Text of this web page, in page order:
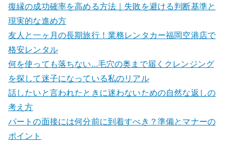
復縁の成功確率を高める方法｜失敗を避ける判断基準と
現実的な進め方
友人と一ヶ月の長期旅行！業務レンタカー福岡空港店で
格安レンタル
何を使っても落ちない…毛穴の奥まで届くクレンジング
を探して迷子になっている私のリアル
話したいと言われたときに迷わないための自然な返しの
考え方
パートの面接には何分前に到着すべき？準備とマナーの
ポイント